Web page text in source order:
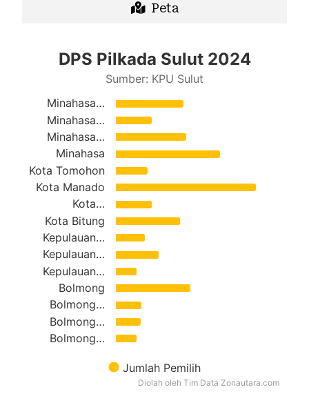
Peta
Bar chart with 15 bars.
Sumber: KPU Sulut
The chart has 1 X axis displaying categories.
The chart has 1 Y axis displaying values.
DPS Pilkada Sulut 2024
Sumber: KPU Sulut
Jumlah Pemilih
Minahasa…
Minahasa…
Minahasa…
Minahasa
Kota Tomohon
Kota Manado
Kota…
Kota Bitung
Kepulauan…
Kepulauan…
Kepulauan…
Bolmong
Bolmong…
Bolmong…
Bolmong…
Diolah oleh Tim Data Zonautara.com